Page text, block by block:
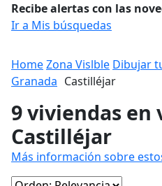
Recibe alertas con las
Ir a Mis búsquedas
HomeZona Vislble Dibujar
Granada Castilléjar
9 viviendas en
Castilléjar
Más información sobre